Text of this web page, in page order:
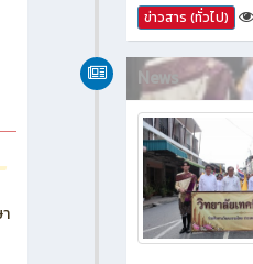
ข่าวสาร (ทั่วไป)
News